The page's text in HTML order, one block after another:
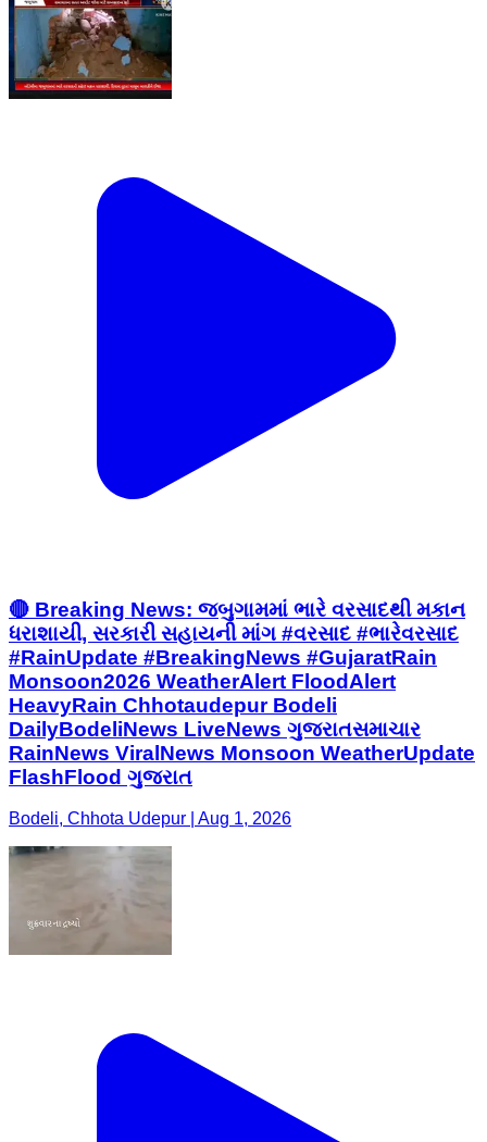
🔴 Breaking News: જબુગામમાં ભારે વરસાદથી મકાન
ધરાશાયી, સરકારી સહાયની માંગ #વરસાદ #ભારેવરસાદ
#RainUpdate #BreakingNews #GujaratRain
Monsoon2026 WeatherAlert FloodAlert
HeavyRain Chhotaudepur Bodeli
DailyBodeliNews LiveNews ગુજરાતસમાચાર
RainNews ViralNews Monsoon WeatherUpdate
FlashFlood ગુજરાત
Bodeli, Chhota Udepur | Aug 1, 2026